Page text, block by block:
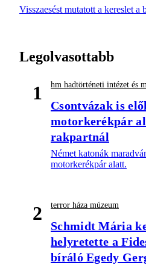
Visszaesést mutatott a kereslet a
Legolvasottabb
1 hm hadtörténeti intézet és
Csontvázak is
motorkerékpár
rakpartnál
Német katonák
motorkerékpár alatt.
2 terror háza múzeum
Schmidt Mária
helyretette a
bíráló Egedy